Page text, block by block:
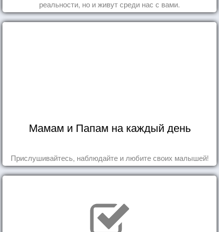
реальности, но и живут среди нас с вами.
Мамам и Папам на каждый день
Прислушивайтесь, наблюдайте и любите своих малышей!